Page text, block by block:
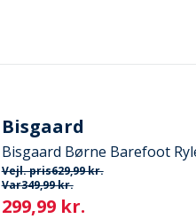
Bisgaard
Bisgaard Børne Barefoot
Vejl. pris629,99 kr.
Var349,99 kr.
Current
299,99 kr.